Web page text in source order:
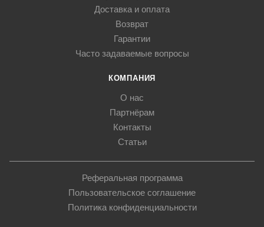
Доставка и оплата
Возврат
Гарантии
Часто задаваемые вопросы
КОМПАНИЯ
О нас
Партнёрам
Контакты
Статьи
Реферальная программа
Пользовательское соглашение
Политика конфиденциальности